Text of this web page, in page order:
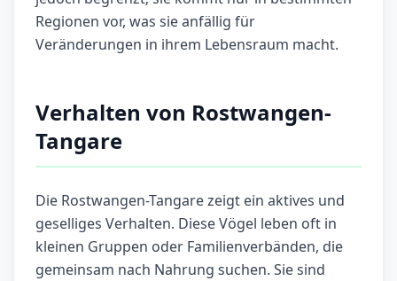
Regionen vor, was sie anfällig für
Veränderungen in ihrem Lebensraum macht.
Verhalten von Rostwangen-
Tangare
Die Rostwangen-Tangare zeigt ein aktives und
geselliges Verhalten. Diese Vögel leben oft in
kleinen Gruppen oder Familienverbänden, die
gemeinsam nach Nahrung suchen. Sie sind